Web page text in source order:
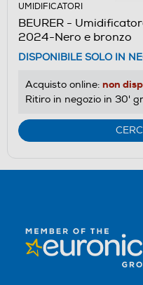
UMIDIFICATORI
BEURER -
2024-Nero e bronzo
DISPONIBILE SOLO IN
Acquisto online: non
Ritiro in negozio in 30'